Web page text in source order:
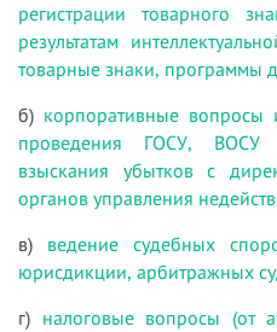
регистрации товарного
результатам
товарные знаки, программы
б) корпоративные
проведения ГОСУ, ВОСУ
взыскания убытков с
органов управления
в) ведение судебных
юрисдикции, арбитражных
г) налоговые вопросы (от